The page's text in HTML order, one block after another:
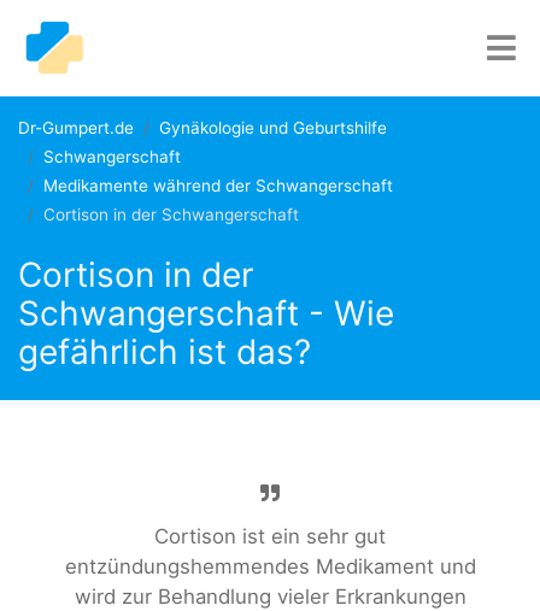
Dr-Gumpert.de
Gynäkologie und Geburtshilfe
Schwangerschaft
Medikamente während der Schwangerschaft
Cortison in der Schwangerschaft
Cortison in der
Schwangerschaft - Wie
gefährlich ist das?
Cortison ist ein sehr gut
entzündungshemmendes Medikament und
wird zur Behandlung vieler Erkrankungen